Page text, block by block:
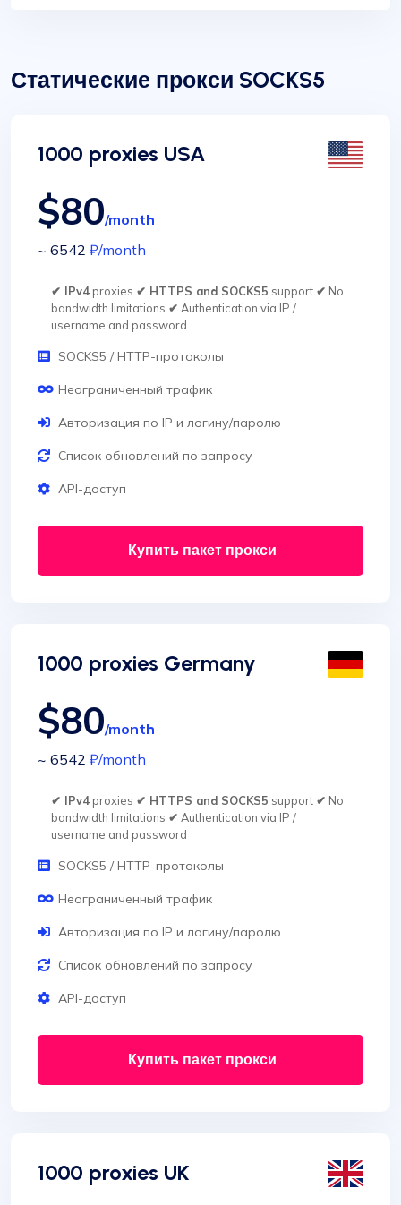
Статические прокси SOCKS5
1000 proxies USA
$80/month
~ 6542 ₽/month
✔ IPv4proxies ✔ HTTPS and SOCKS5 support ✔ No
bandwidth limitations ✔ Authentication via IP /
username and password
SOCKS5 / HTTP-протоколы
Неограниченный трафик
Авторизация по IP и логину/паролю
Список обновлений по запросу
API-доступ
Купить пакет прокси
1000 proxies Germany
$80/month
~ 6542 ₽/month
✔ IPv4proxies ✔ HTTPS and SOCKS5 support ✔ No
bandwidth limitations ✔ Authentication via IP /
username and password
SOCKS5 / HTTP-протоколы
Неограниченный трафик
Авторизация по IP и логину/паролю
Список обновлений по запросу
API-доступ
Купить пакет прокси
1000 proxies UK